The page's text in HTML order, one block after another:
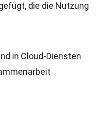
die die Nutzung
in Cloud-Diensten